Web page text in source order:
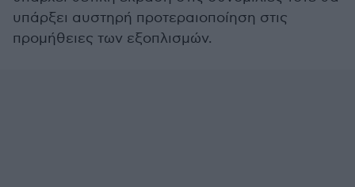
υπάρξει αυστηρή προτεραιοποίηση στις
προμήθειες των εξοπλισμών.